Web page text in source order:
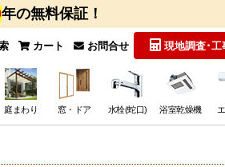
年の無料保証！
カート お問合せ 現地調査･工
庭まわり 窓・ドア 水栓(蛇口) 浴室乾燥機